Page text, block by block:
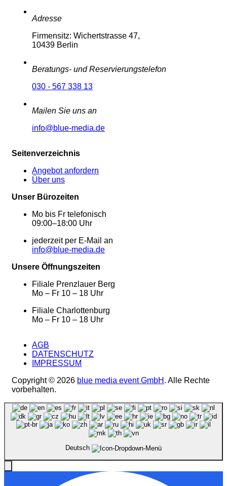
Adresse
Firmensitz: Wichertstrasse 47,
10439 Berlin
Beratungs- und Reservierungstelefon
030 - 567 338 13
Mailen Sie uns an
info@blue-media.de
Seitenverzeichnis
Angebot anfordern
Über uns
Unser Bürozeiten
Mo bis Fr telefonisch
09:00–18:00 Uhr
jederzeit per E-Mail an
info@blue-media.de
Unsere Öffnungszeiten
Filiale Prenzlauer Berg
Mo – Fr 10 – 18 Uhr
Filiale Charlottenburg
Mo – Fr 10 – 18 Uhr
AGB
DATENSCHUTZ
IMPRESSUM
Copyright © 2026 blue media event GmbH . Alle Rechte
vorbehalten.
Deutsch